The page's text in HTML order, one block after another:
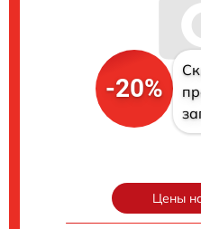
-20%
Цены